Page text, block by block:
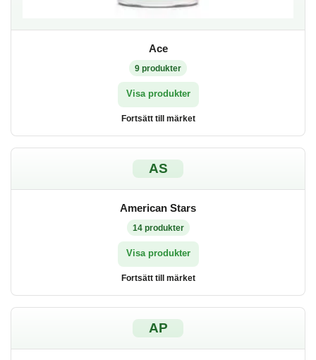
Ace
9 produkter
Visa produkter
Fortsätt till märket
AS
American Stars
14 produkter
Visa produkter
Fortsätt till märket
AP